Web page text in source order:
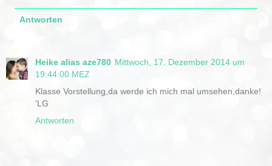
Antworten
Heike alias aze780 Mittwoch, 17. Dezember 2014 um
19:44:00 MEZ
Klasse Vorstellung,da werde ich mich mal umsehen,danke!
'LG
Antworten